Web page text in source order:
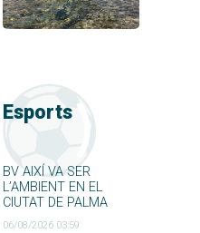
Esports
BV AIXÍ VA SER
L’AMBIENT EN EL
CIUTAT DE PALMA
06/08/2026 03:59